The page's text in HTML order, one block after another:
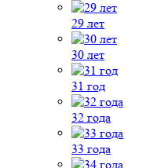
29 лет
30 лет
31 год
32 года
33 года